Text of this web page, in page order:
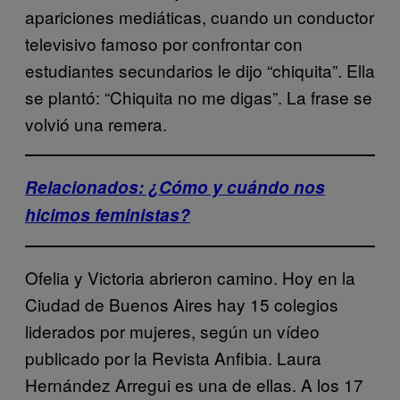
apariciones mediáticas, cuando un conductor
televisivo famoso por confrontar con
estudiantes secundarios le dijo “chiquita”. Ella
se plantó: “Chiquita no me digas”. La frase se
volvió una remera.
Relacionados: ¿Cómo y cuándo nos
hicimos feministas?
Ofelia y Victoria abrieron camino. Hoy en la
Ciudad de Buenos Aires hay 15 colegios
liderados por mujeres, según un vídeo
publicado por la Revista Anfibia. Laura
Hernández Arregui es una de ellas. A los 17